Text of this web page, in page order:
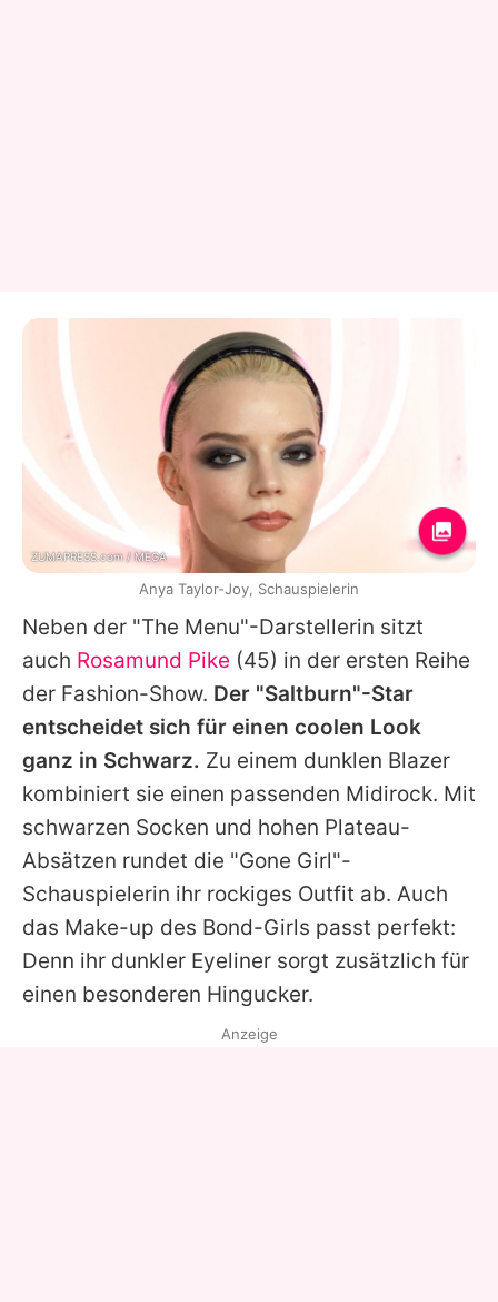
Neben der "The Menu"-Darstellerin sitzt
auch Rosamund Pike (45) in der ersten Reihe
der Fashion-Show. Der "Saltburn"-Star
entscheidet sich für einen coolen Look
ganz in Schwarz. Zu einem dunklen Blazer
kombiniert sie einen passenden Midirock. Mit
schwarzen Socken und hohen Plateau-
Absätzen rundet die "Gone Girl"-
Schauspielerin ihr rockiges Outfit ab. Auch
das Make-up des Bond-Girls passt perfekt:
Denn ihr dunkler Eyeliner sorgt zusätzlich für
einen besonderen Hingucker.
ZUMAPRESS.com / MEGA
Anya Taylor-Joy, Schauspielerin
Anzeige